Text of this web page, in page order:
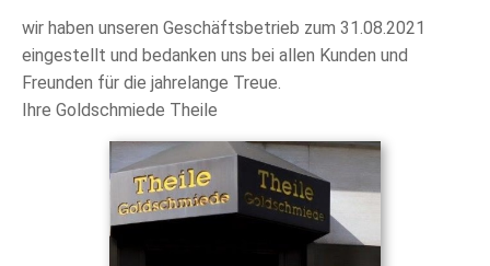
wir haben unseren Geschäftsbetrieb zum 31.08.2021
eingestellt und bedanken uns bei allen Kunden und
Freunden für die jahrelange Treue.
Ihre Goldschmiede Theile